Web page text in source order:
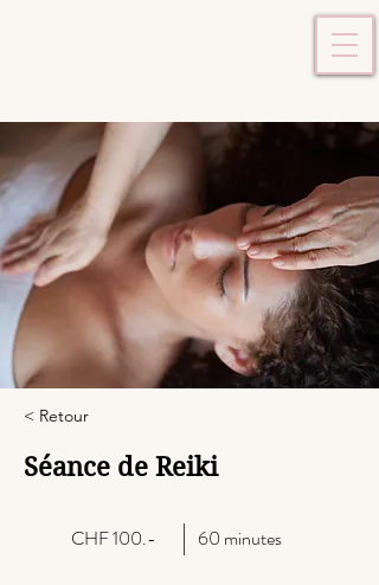
< Retour
Séance de Reiki
CHF 100.- 60 minutes